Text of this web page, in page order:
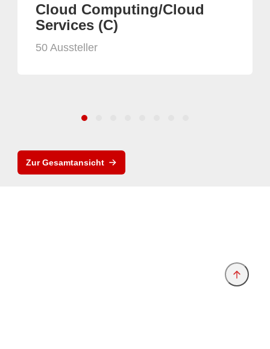
Cloud Computing/Cloud
Services (C)
50 Aussteller
Zur Gesamtansicht